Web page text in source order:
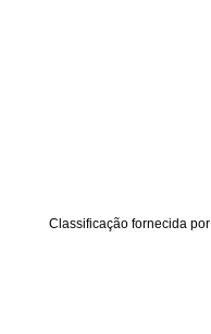
Classificação fornecida por